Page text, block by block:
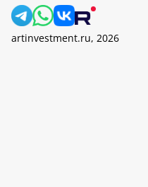
artinvestment.ru, 2026